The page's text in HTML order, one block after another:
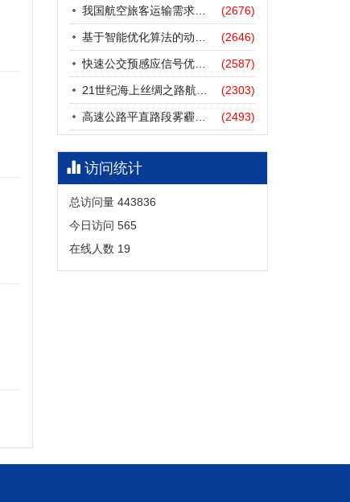
我国航空旅客运输需求预测——基于计量经济学与系统动力学组合模型 (2676)
(2646)
快速公交预感应信号优先协调控制策略 (2587)
(2303)
高速公路平直路段雾霾天气下的IDM跟驰模型分析 (2493)
访问统计
总访问量 443836
今日访问 565
在线人数 19